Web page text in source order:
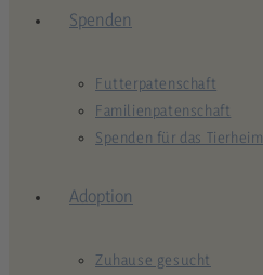
Spenden
Futterpatenschaft
Familienpatenschaft
Spenden für das Tierheim
Adoption
Zuhause gesucht